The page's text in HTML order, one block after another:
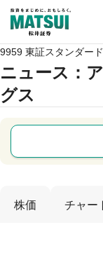
9959 東証スタンダード
ニュース ：
グス
株価 チャー